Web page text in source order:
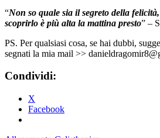
“Non so quale sia il segreto della
scoprirlo è più alta la mattina presto” –
PS. Per qualsiasi cosa, se hai dubbi,
segnati la mia mail >>
Condividi:
X
Facebook